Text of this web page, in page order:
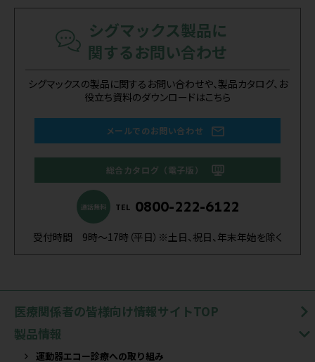
シグマックス製品に
関するお問い合わせ
シグマックスの製品に関するお問い合わせや、製品カタログ、お
役立ち資料のダウンロードはこちら
メールでのお問い合わせ
総合カタログ（電子版）
通話無料 TEL 0800-222-6122
受付時間 9時～17時（平日）※土日、祝日、年末年始を除く
医療関係者の皆様向け情報サイトTOP
製品情報
運動器エコー診療への取り組み